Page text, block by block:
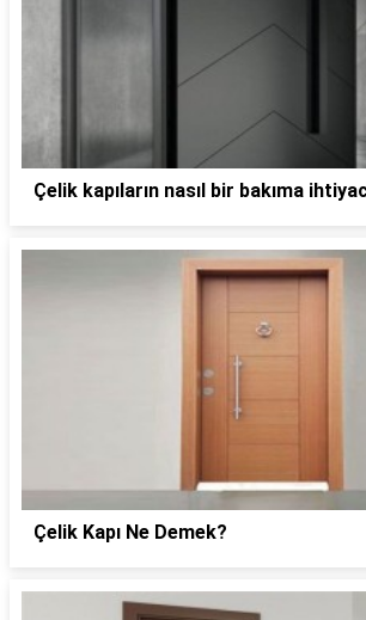
Çelik kapıların nasıl bir bakıma
Çelik Kapı Ne Demek?